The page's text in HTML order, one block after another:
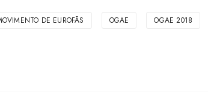
DE EUROFÃS OGAE OGAE 2018